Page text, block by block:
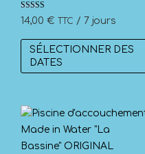
Note
5.00
14,00 € TTC / 7 jours
SÉLECTIONNER DES
DATES